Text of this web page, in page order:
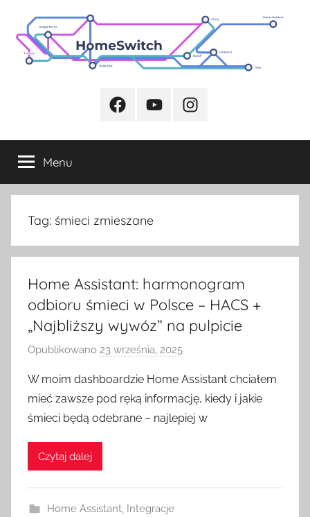
treści
FacebookYoutubeInstagram
Menu
Tag: śmieci zmieszane
Home Assistant: harmonogram
odbioru śmieci w Polsce – HACS +
„Najbliższy wywóz” na pulpicie
Opublikowano 23 września, 2025
e
z
W moim dashboardzie Home Assistant chciałem
mieć zawsze pod ręką informację, kiedy i jakie
śmieci będą odebrane – najlepiej w
Czytaj dalej
Home Assistant, Integracje